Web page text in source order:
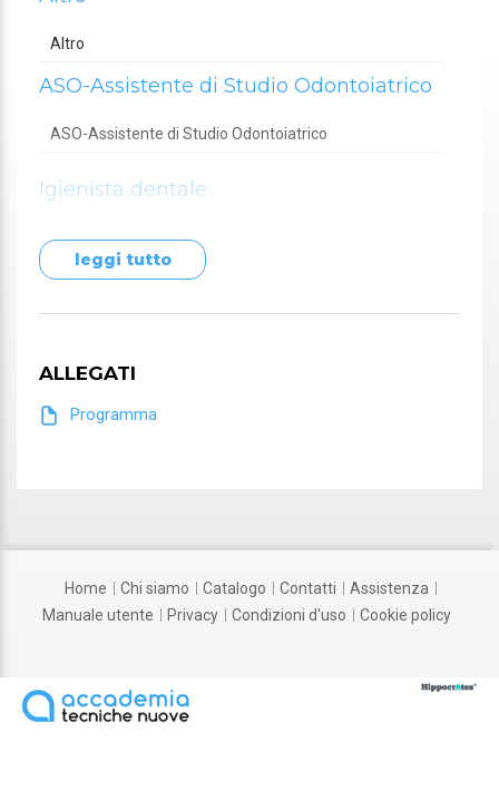
Altro
ASO-Assistente di Studio Odontoiatrico
ASO-Assistente di Studio Odontoiatrico
Igienista dentale
Igienista dentale
Odontoiatra
Segretaria
Segretaria
leggi tutto
ALLEGATI
Programma
home chi siamo catalogo contatti
assistenza
manuale utente
privacy condizioni d'uso cookie policy